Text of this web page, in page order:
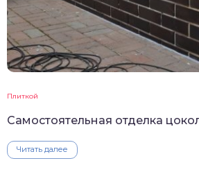
Плиткой
Самостоятельная отделка
Читать далее